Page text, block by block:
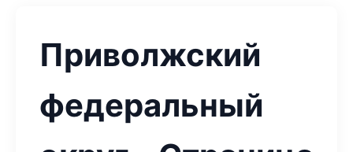
Приволжский
федеральный